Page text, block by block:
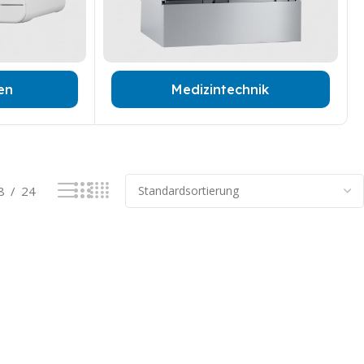
Medizintechnik
24